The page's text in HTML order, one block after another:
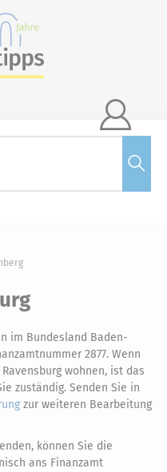

im Bundesland Baden-
2877. Wenn
wohnen, ist das
zuständig. Senden Sie in
zur weiteren Bearbeitung
können Sie die
ans Finanzamt